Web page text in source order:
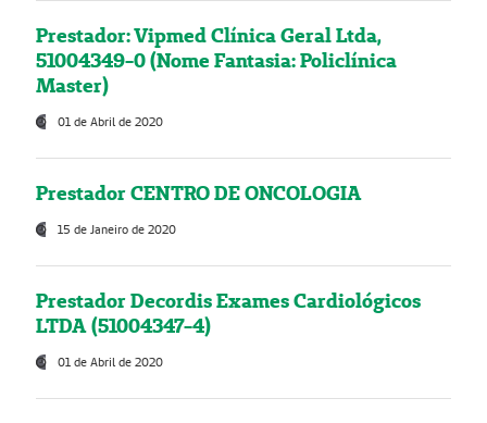
Prestador: Vipmed Clínica Geral Ltda,
51004349-0 (Nome Fantasia: Policlínica
Master)
01 de Abril de 2020
Prestador CENTRO DE ONCOLOGIA
15 de Janeiro de 2020
Prestador Decordis Exames Cardiológicos
LTDA (51004347-4)
01 de Abril de 2020